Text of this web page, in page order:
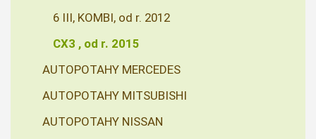
6 III, KOMBI, od r. 2012
CX3 , od r. 2015
AUTOPOTAHY MERCEDES
AUTOPOTAHY MITSUBISHI
AUTOPOTAHY NISSAN